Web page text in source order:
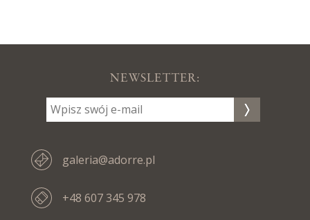
NEWSLETTER:
galeria@adorre.pl
+48 607 345 978